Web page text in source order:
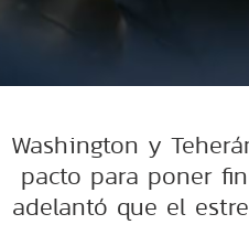
Washington y
pacto para poner
adelantó que el